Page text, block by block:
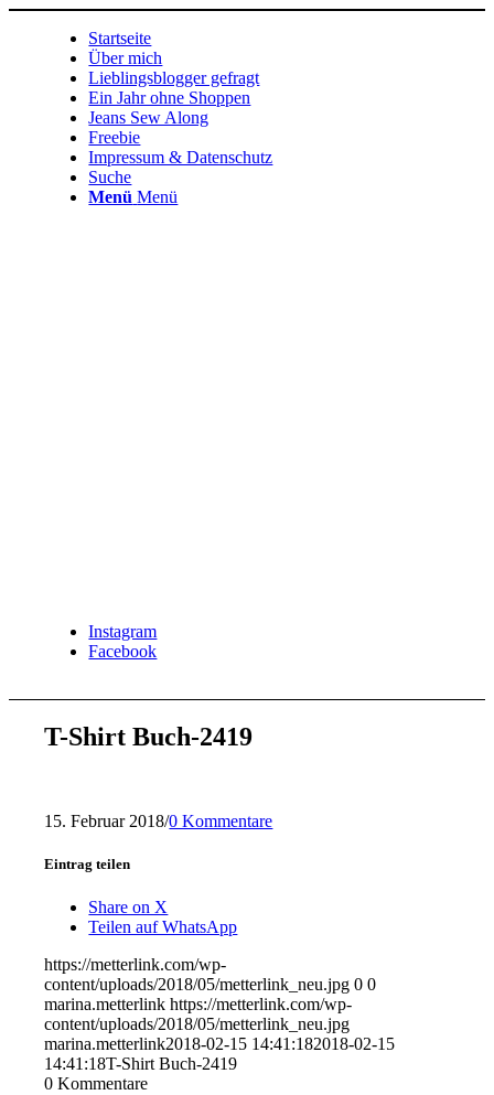
Startseite
Über mich
Lieblingsblogger gefragt
Ein Jahr ohne Shoppen
Jeans Sew Along
Freebie
Impressum & Datenschutz
Suche
Menü Menü
Instagram
Facebook
T-Shirt Buch-2419
15. Februar 2018/0 Kommentare
Eintrag teilen
Share on X
Teilen auf WhatsApp
https://metterlink.com/wp-
content/uploads/2018/05/metterlink_neu.jpg 0 0
marina.metterlink https://metterlink.com/wp-
content/uploads/2018/05/metterlink_neu.jpg
marina.metterlink2018-02-15 14:41:182018-02-15
14:41:18T-Shirt Buch-2419
0 Kommentare